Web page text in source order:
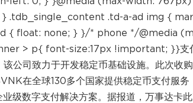
.tdb_single_content .td-a-ad img {
{ float: none; } }/* phone */@media
> p{ font-size:17px !important; }}支付
该公司致力于开发稳定币基础设施。此次收
在全球130多个国家提供稳定币支付服
业级数字支付解决方案。据报道，万事达卡